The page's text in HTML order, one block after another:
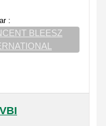
:
BLEESZ